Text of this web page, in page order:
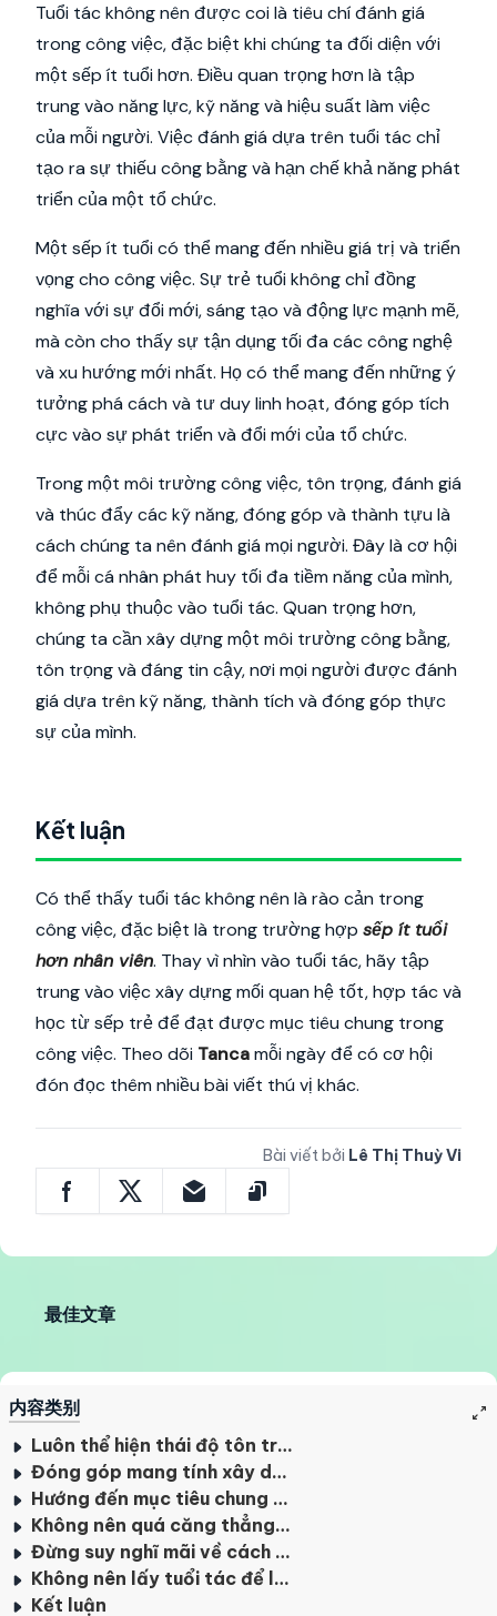
Tuổi tác không nên được coi là tiêu chí đánh giá
trong công việc, đặc biệt khi chúng ta đối diện với
một sếp ít tuổi hơn. Điều quan trọng hơn là tập
trung vào năng lực, kỹ năng và hiệu suất làm việc
của mỗi người. Việc đánh giá dựa trên tuổi tác chỉ
tạo ra sự thiếu công bằng và hạn chế khả năng phát
triển của một tổ chức.
Một sếp ít tuổi có thể mang đến nhiều giá trị và triển
vọng cho công việc. Sự trẻ tuổi không chỉ đồng
nghĩa với sự đổi mới, sáng tạo và động lực mạnh mẽ,
mà còn cho thấy sự tận dụng tối đa các công nghệ
và xu hướng mới nhất. Họ có thể mang đến những ý
tưởng phá cách và tư duy linh hoạt, đóng góp tích
cực vào sự phát triển và đổi mới của tổ chức.
Trong một môi trường công việc, tôn trọng, đánh giá
và thúc đẩy các kỹ năng, đóng góp và thành tựu là
cách chúng ta nên đánh giá mọi người. Đây là cơ hội
để mỗi cá nhân phát huy tối đa tiềm năng của mình,
không phụ thuộc vào tuổi tác. Quan trọng hơn,
chúng ta cần xây dựng một môi trường công bằng,
tôn trọng và đáng tin cậy, nơi mọi người được đánh
giá dựa trên kỹ năng, thành tích và đóng góp thực
sự của mình.
Kết luận
Có thể thấy tuổi tác không nên là rào cản trong
công việc, đặc biệt là trong trường hợp sếp ít tuổi
hơn nhân viên. Thay vì nhìn vào tuổi tác, hãy tập
trung vào việc xây dựng mối quan hệ tốt, hợp tác và
học từ sếp trẻ để đạt được mục tiêu chung trong
công việc. Theo dõi Tancamỗi ngày để có cơ hội
đón đọc thêm nhiều bài viết thú vị khác.
Bài viết bởi Lê Thị Thuỳ Vi
最佳文章
内容类别
Luôn thể hiện thái độ tôn trọng
Đóng góp mang tính xây dựng
Hướng đến mục tiêu chung trong công việc
Không nên quá căng thẳng khi làm việc cùng sếp
Đừng suy nghĩ mãi về cách bạn có thể thay thế sếp
Không nên lấy tuổi tác để làm thước đo trong công việc
Kết luận